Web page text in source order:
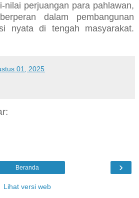
nilai perjuangan para pahlawan,
dalam pembangunan
nyata di tengah masyarakat.
01, 2025
›
Beranda
Lihat versi web